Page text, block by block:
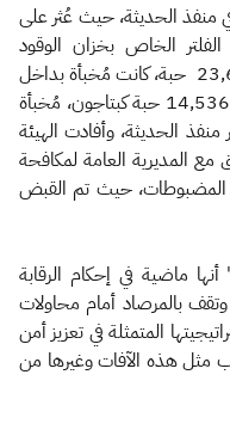
إحباط 3 محاولات في منفذ الحديثة، حيث عُثر على
الفلتر الخاص بخزان الوقود
لإحدى المركبات، كما تم إحباط تهريب23,630 حبة، كانت مُخبأة بداخل
مركبة قادمة عبر المنفذ، في حين عُثر على 14,536 حبة كبتاجون، مُخبأة
الحديثة، وأفادت الهيئة
المديرية العامة لمكافحة
حيث تم القبض
ماضية في إحكام الرقابة
بالمرصاد أمام محاولات
المتمثلة في تعزيز أمن
مثل هذه الآفات وغيرها من